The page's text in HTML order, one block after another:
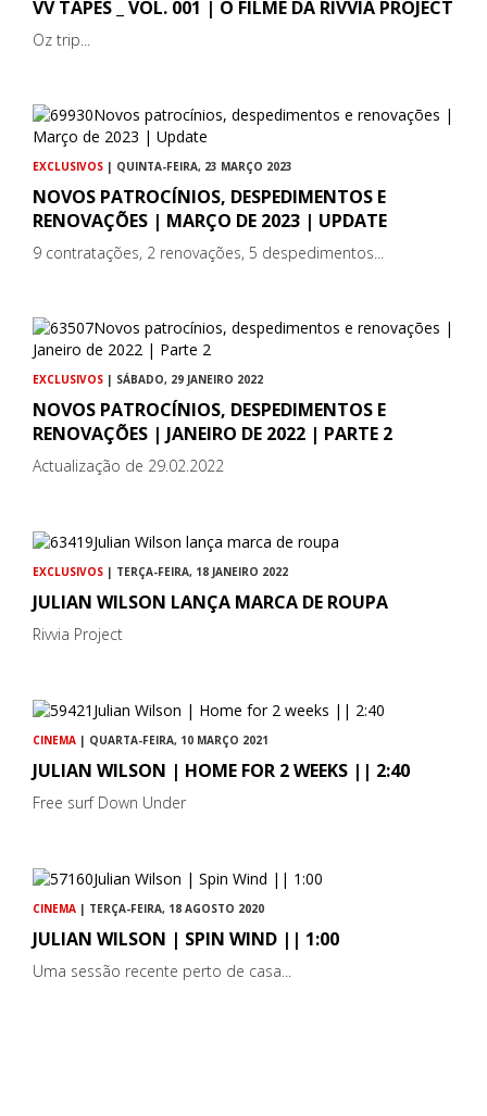
VV TAPES _ VOL. 001 | O FILME DA RIVVIA PROJECT
Oz trip...
EXCLUSIVOS | QUINTA-FEIRA, 23 MARÇO 2023
NOVOS PATROCÍNIOS, DESPEDIMENTOS E
RENOVAÇÕES | MARÇO DE 2023 | UPDATE
9 contratações, 2 renovações, 5 despedimentos...
EXCLUSIVOS | SÁBADO, 29 JANEIRO 2022
NOVOS PATROCÍNIOS, DESPEDIMENTOS E
RENOVAÇÕES | JANEIRO DE 2022 | PARTE 2
Actualização de 29.02.2022
EXCLUSIVOS | TERÇA-FEIRA, 18 JANEIRO 2022
JULIAN WILSON LANÇA MARCA DE ROUPA
Rivvia Project
CINEMA | QUARTA-FEIRA, 10 MARÇO 2021
JULIAN WILSON | HOME FOR 2 WEEKS || 2:40
Free surf Down Under
CINEMA | TERÇA-FEIRA, 18 AGOSTO 2020
JULIAN WILSON | SPIN WIND || 1:00
Uma sessão recente perto de casa...